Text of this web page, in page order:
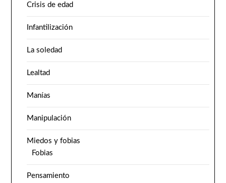
Crisis de edad
Infantilización
La soledad
Lealtad
Manías
Manipulación
Miedos y fobias
Fobias
Pensamiento